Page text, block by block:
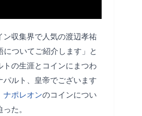
収集界で人気の渡辺孝祐
についてご紹介します」と
トの生涯とコインにまつわ
パルト、皇帝でございます
ナポレオンのコインについ
た。